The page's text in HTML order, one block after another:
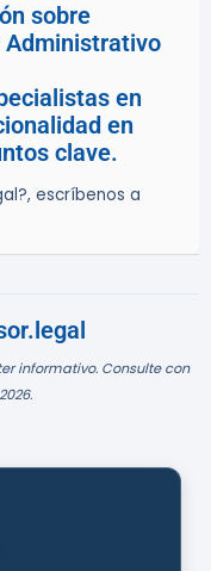
sobre
Administrativo
en
en
clave.
escríbenos a
informativo. Consulte con